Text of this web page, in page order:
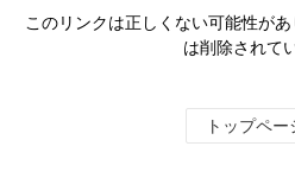
このリンクは正しくない可能性が
は削除されて
トップペー